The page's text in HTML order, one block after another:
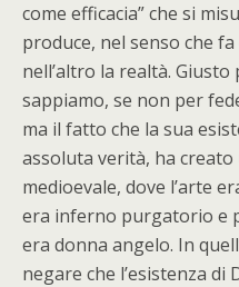
come efficacia” che si
produce, nel senso che
nell’altro la realtà.
sappiamo, se non per
ma il fatto che la sua
assoluta verità, ha
medioevale, dove l’arte
era inferno purgatorio e
era donna angelo. In
negare che l’esistenza